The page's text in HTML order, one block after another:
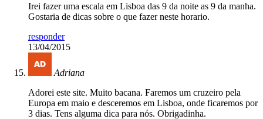
Irei fazer uma escala em Lisboa das 9 da noite as 9 da manha.
Gostaria de dicas sobre o que fazer neste horario.
responder
13/04/2015
Adriana
Adorei este site. Muito bacana. Faremos um cruzeiro pela
Europa em maio e desceremos em Lisboa, onde ficaremos por
3 dias. Tens alguma dica para nós. Obrigadinha.